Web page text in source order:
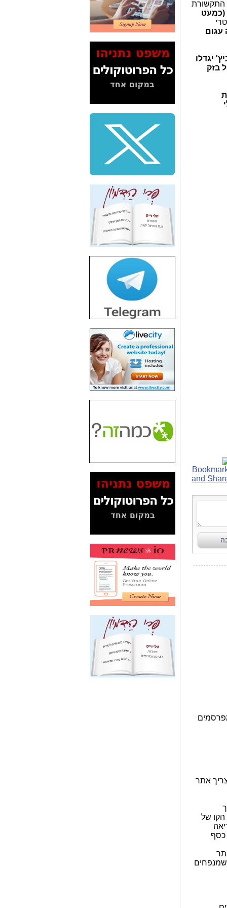
התקשורת
(כמעט
עגום
יגדלו
בזק
2" על תעלולי השר
משה כחלון -כאן
המשך חשיפת הבלוף
ששמו "מהפיכת
הסלולר" ואיך מסרסים
כאן
סיכום ביקור בסיליקון
משקיעות ומפתחות
באותם תחומים -כאן
שלמה פילבר (עד
לאחרונה מנכ"ל משרד
התקשורת) - עד
מדינה? הצחקתם
"יש אפליה בחקירה"?
חשיפה: למה השר
משה כחלון לא נחקר
עד היום? -
כאן
חשיפת חשד לשחיתות
הדומה לזו של "תיק
הסלולר -כאן
חשיפת מה שלא
רוצים שתדעו בעניין
פריסת אנלימיטד
(בניחוח בלתי נסבל) -
כאן
חשיפה: איוב קרא
אישר לקבוצת סלקום
בדיוק מה שביבי אישר
כאן
האם השר איוב קרא
היה צריך בכלל לחתום
על האישור, שנתן
האם ביבי וקרא קבלו
בכלל תמורה עבור
ההטבות הרגולטוריות
המסמכים בנושא בזק-
Yes (תיק 4000)
מוכיחים "תפירת תיק"
לאיש הלא נכון! -כאן
עובדות ומסמכים
האם ביבי כשר
תקשורת עזר לקב'
בזק? -כאן
מה מקור ה-Fake
News שהביא לתפירת
תיק לביבי והעלמת
החשודים הנכונים -כאן
אחת הרגליים של "תיק
4000 התפור"
התמוטטה היום
בניצחון (כפול) של בזק
-
כאן
איך כתבות מפנקות